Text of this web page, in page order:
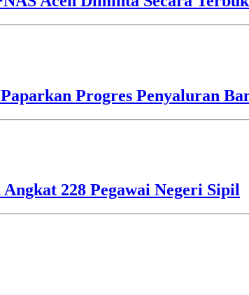
Progres Penyaluran
228 Pegawai Negeri Sipil